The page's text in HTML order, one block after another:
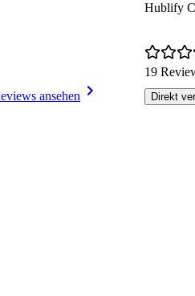
ansehen
Hublify
19
Direkt